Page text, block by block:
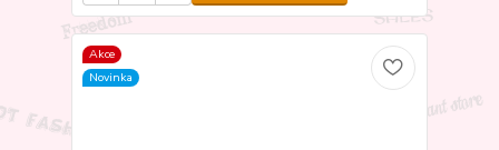
Akce
Novinka